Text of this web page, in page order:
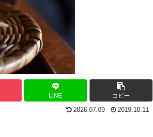
LINE コピー
2026.07.09 2019.10.11